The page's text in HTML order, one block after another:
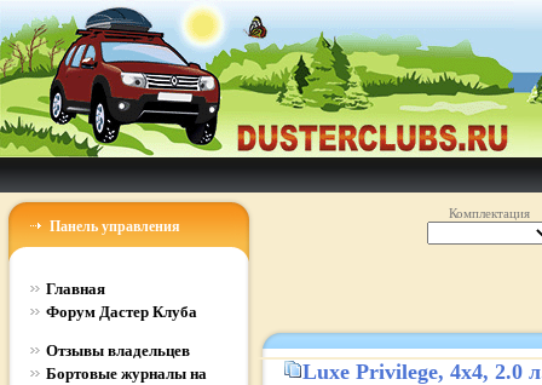
Панель управления
Главная
Форум Дастер Клуба
Отзывы владельцев
Бортовые журналы на
Комплектация
Luxe Privilege, 4x4, 2.0